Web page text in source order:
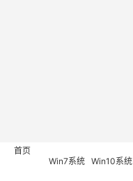
首页
Win7系统 Win10系统